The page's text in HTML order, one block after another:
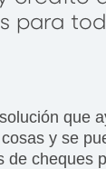
para
que
y se
de cheques